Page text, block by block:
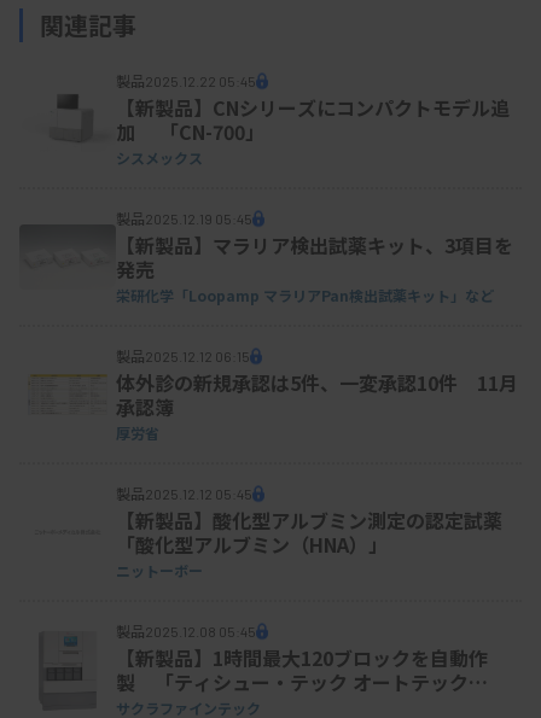
関連記事
製品2025.12.22 05:45
【新製品】CNシリーズにコンパクトモデル追
加 「CN-700」
シスメックス
製品2025.12.19 05:45
【新製品】マラリア検出試薬キット、3項目を
発売
栄研化学 「Loopamp マラリアPan検出試薬キット」など
製品2025.12.12 06:15
体外診の新規承認は5件、一変承認10件 11月
承認簿
厚労省
製品2025.12.12 05:45
【新製品】酸化型アルブミン測定の認定試薬
「酸化型アルブミン（HNA）」
ニットーボー
製品2025.12.08 05:45
【新製品】1時間最大120ブロックを自動作
製 「ティシュー・テック オートテック
a120」
サクラファインテック